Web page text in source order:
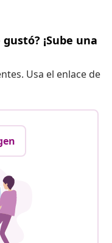
¡Sube una
Usa el enlace de